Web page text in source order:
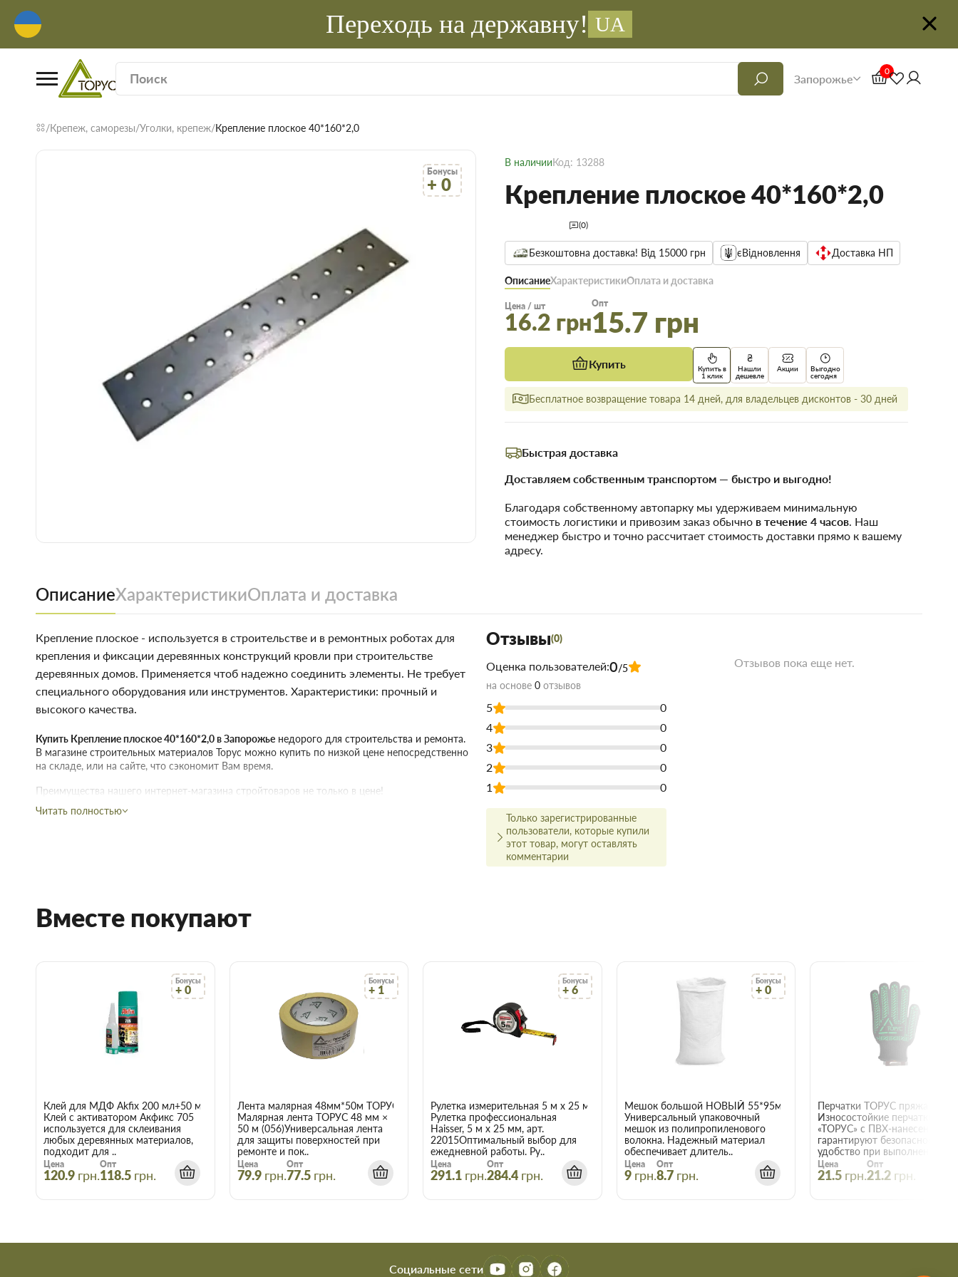
Переходь на державну! UA
Запорожье
0
Крепеж, саморезы Уголки, крепеж Крепление плоское 40*160*2,0
Бонусы
+ 0
В наличииКод: 13288
Крепление плоское 40*160*2,0
(0)
Безкоштовна доставка! Від 15000 грн єВідновлення Доставка НП
ОписаниеХарактеристикиОплата и доставка
Цена / шт
16.2 грн
Опт
15.7 грн
Купить
Купить в
1 клик
Нашли
дешевле
Акции
Выгодно
сегодня
Бесплатное возвращение товара 14 дней, для владельцев дисконтов - 30 дней
Быстрая доставка
Доставляем собственным транспортом — быстро и выгодно!
Благодаря собственному автопарку мы удерживаем минимальную
стоимость логистики и привозим заказ обычно в течение 4 часов. Наш
менеджер быстро и точно рассчитает стоимость доставки прямо к вашему
адресу.
ОписаниеХарактеристикиОплата и доставка
Крепление плоское - используется в строительстве и в ремонтных роботах для
крепления и фиксации деревянных конструкций кровли при строительстве
деревянных домов. Применяется чтоб надежно соединить элементы. Не требует
специального оборудования или инструментов. Характеристики: прочный и
высокого качества.
Купить Крепление плоское 40*160*2,0 в Запорожье недорого для строительства и ремонта.
В магазине строительных материалов Торус можно купить по низкой цене непосредственно
на складе, или на сайте, что сэкономит Вам время.
Преимущества нашего интернет-магазина стройтоваров не только в цене!
Мы предлагаем купить товары действительно высокого качества, а для этого заключаем
интернет-магазине начинает действовать при покупке двух и более товаров.
Воспользуйтесь услугами интернет-магазина Торус! Это означает сберечь время, деньги и
нервы и получить с доставкой именно те товары и услуги, какие вам требуются.
Читать полностью
Отзывы(0)
Оценка пользователей:0/5
на основе 0 отзывов
5
0
4
0
3
0
2
0
1
0
Только зарегистрированные
пользователи, которые купили
этот товар, могут оставлять
комментарии
Отзывов пока еще нет.
Вместе покупают
Бонусы
+ 0
Клей для МДФ Akfix 200 мл+50 мл
Клей с активатором Акфикс 705
используется для склеивания
любых деревянных материалов,
подходит для ..
Цена
120.9 грн.
Опт
118.5 грн.
Бонусы
+ 1
Лента малярная 48мм*50м ТОРУС 056
Малярная лента ТОРУС 48 мм ×
50 м (056)Универсальная лента
для защиты поверхностей при
ремонте и пок..
Цена
79.9 грн.
Опт
77.5 грн.
Бонусы
+ 6
Рулетка измерительная 5 м x 25 мм Haisser 22015
Рулетка профессиональная
Haisser, 5 м x 25 мм, арт.
22015Оптимальный выбор для
ежедневной работы. Ру..
Цена
291.1 грн.
Опт
284.4 грн.
Бонусы
+ 0
Мешок большой НОВЫЙ 55*95мм
Универсальный упаковочный
мешок из полипропиленового
волокна. Надежный материал
обеспечивает длитель..
Цена
9 грн.
Опт
8.7 грн.
Износостойкие перчатки
«ТОРУС» с ПВХ-нанесением
гарантируют безопасность и
удобство при выполнении е..
Цена
21.5 грн.
Опт
21.2 грн.
Социальные сети